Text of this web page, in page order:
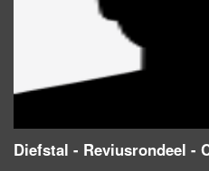
Diefstal - Reviusrondeel -